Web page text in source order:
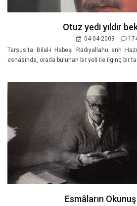
Otuz yedi yıldır
04-04-2009
Tarsus'ta Bilal-i Habeşi Radıyallahu anh
esnasında, orada bulunan bir veli ile ilginç bir
Esmâların